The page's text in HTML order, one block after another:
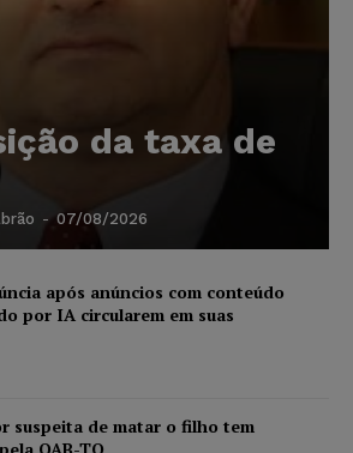
da taxa de
- 07/08/2026
após anúncios com conteúdo
por IA circularem em suas
suspeita de matar o filho tem